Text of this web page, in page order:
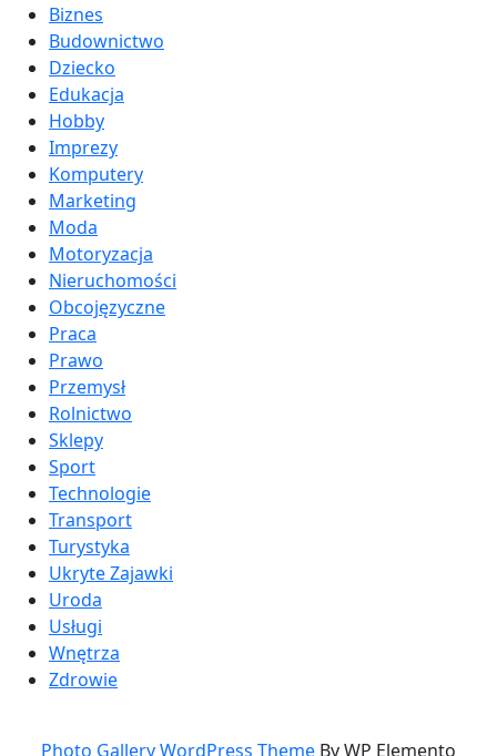
Biznes
Budownictwo
Dziecko
Edukacja
Hobby
Imprezy
Komputery
Marketing
Moda
Motoryzacja
Nieruchomości
Obcojęzyczne
Praca
Prawo
Przemysł
Rolnictwo
Sklepy
Sport
Technologie
Transport
Turystyka
Ukryte Zajawki
Uroda
Usługi
Wnętrza
Zdrowie
Photo Gallery WordPress Theme By WP Elemento